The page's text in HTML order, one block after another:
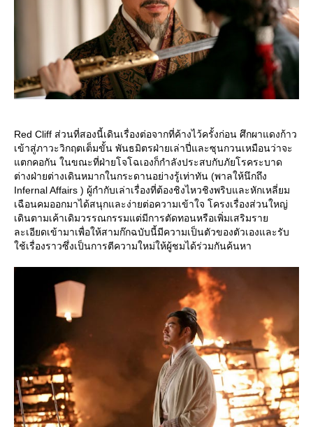
Red Cliff ส่วนที่สองนี้เดินเรื่องต่อจากที่ค้างไว้ครั้งก่อน ศึกผาแดงก้าว
เข้าสู่ภาวะวิกฤตเต็มขั้น พันธมิตรฝ่ายเล่าปี่และซุนกวนเหมือนว่าจะ
ตกคอกัน ในขณะที่ฝ่ายโจโฉเองก็กำลังประสบกับภัยโรคระบาด
ต่างฝ่ายต่างเดินหมากในกระดานอย่างรู้เท่าทัน (พาลให้นึกถึง
Infernal Affairs ) ผู้กำกับเล่าเรื่องที่ต้องชิงไหวชิงพริบและหักเหลี่ยม
เฉือนคมออกมาได้สนุกและง่ายต่อความเข้าใจ โครงเรื่องส่วนใหญ่
เดินตามเค้าเดิมวรรณกรรมแต่มีการตัดทอนหรือเพิ่มเสริมรา
ละเอียดเข้ามาเพื่อให้สามก๊กฉบับนี้มีความเป็นตัวของตัวเองและรับ
ช้เรื่องราวซึ่งเป็นการตีความใหม่ให้ผู้ชมได้ร่วมกันค้นหา